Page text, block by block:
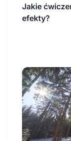
Jakie
efekty?